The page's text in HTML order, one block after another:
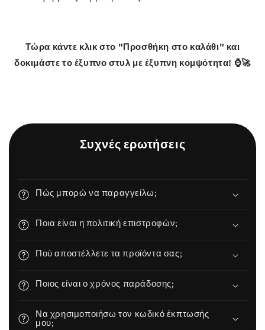
Τώρα κάντε κλικ στο "Προσθήκη στο καλάθι" και
δοκιμάστε το έξυπνο στυλ με έξυπνη κομψότητα! ⌚🚀
Συχνές ερωτήσεις
Πώς μπορώ να παραγγείλω;
Ποια είναι η πολιτική επιστροφών;
Πού αποστέλλετε τα προϊόντα σας;
Ποιος είναι ο χρόνος παράδοσης;
Να χρησιμοποιήσω τον κωδικό έκπτωσής
μου;